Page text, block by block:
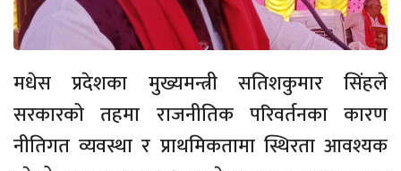
मधेस प्रदेशका मुख्यमन्त्री सतिशकुमार सिंहले
सरकारको तहमा राजनीतिक परिवर्तनका कारण
नीतिगत व्यवस्था र प्राथमिकतामा स्थिरता आवश्यक